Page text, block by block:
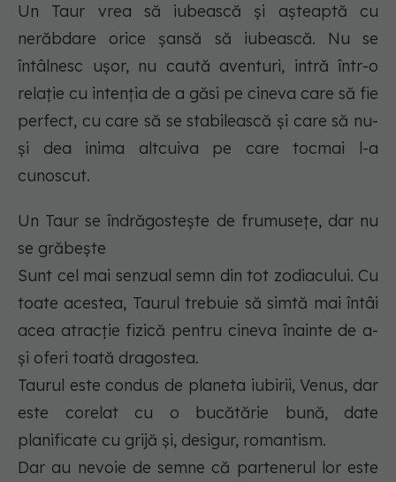
Un Taur vrea să iubească și așteaptă cu
nerăbdare orice șansă să iubească. Nu se
întâlnesc ușor, nu caută aventuri, intră într-o
relație cu intenția de a găsi pe cineva care să fie
perfect, cu care să se stabilească și care să nu-
și dea inima altcuiva pe care tocmai l-a
cunoscut.
Un Taur se îndrăgostește de frumusețe, dar nu
se grăbește
Sunt cel mai senzual semn din tot zodiacului. Cu
toate acestea, Taurul trebuie să simtă mai întâi
acea atracție fizică pentru cineva înainte de a-
și oferi toată dragostea.
Taurul este condus de planeta iubirii, Venus, dar
este corelat cu o bucătărie bună, date
planificate cu grijă și, desigur, romantism.
Dar au nevoie de semne că partenerul lor este